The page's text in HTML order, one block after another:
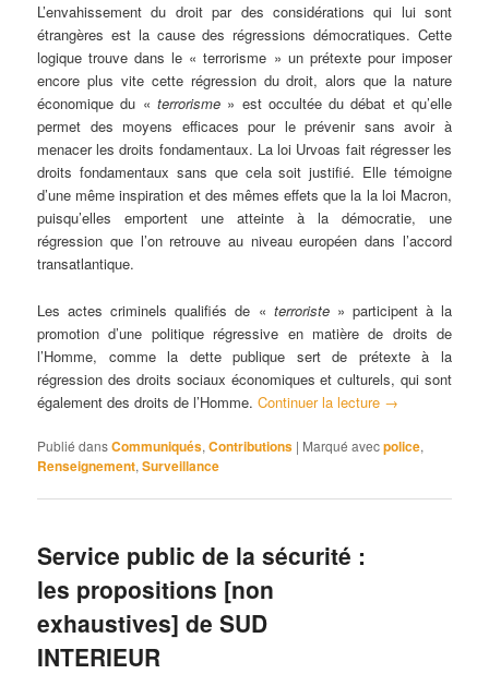
L’envahissement du droit par des considérations qui lui sont
étrangères est la cause des régressions démocratiques. Cette
logique trouve dans le « terrorisme » un prétexte pour imposer
encore plus vite cette régression du droit, alors que la nature
économique du « terrorisme» est occultée du débat et qu’elle
permet des moyens efficaces pour le prévenir sans avoir à
menacer les droits fondamentaux. La loi Urvoas fait régresser les
droits fondamentaux sans que cela soit justifié. Elle témoigne
d’une même inspiration et des mêmes effets que la la loi Macron,
puisqu’elles emportent une atteinte à la démocratie, une
régression que l’on retrouve au niveau européen dans l’accord
transatlantique.
Les actes criminels qualifiés de « terroriste» participent à la
promotion d’une politique régressive en matière de droits de
l’Homme, comme la dette publique sert de prétexte à la
régression des droits sociaux économiques et culturels, qui sont
également des droits de l’Homme.Continuer la lecture →
Publié dansCommuniqués,Contributions | Marqué avecpolice,
Renseignement,Surveillance
Service public de la sécurité :
les propositions [non
exhaustives] de SUD
INTERIEUR